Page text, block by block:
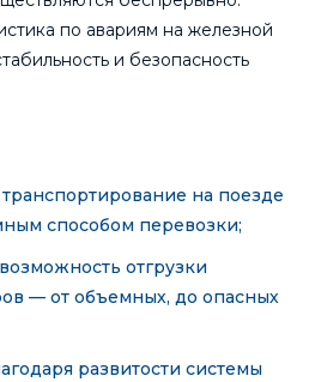
по авариям на железной
и безопасность
на поезде
способом перевозки;
отгрузки
— от объемных, до опасных
развитости системы